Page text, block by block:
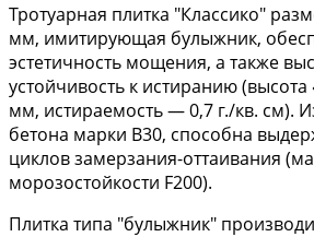
Тротуарная плитка "Классико"
мм, имитирующая булыжник,
эстетичность мощения, а также
устойчивость к истиранию
мм, истираемость — 0,7 г./кв. см).
бетона марки В30, способна
циклов замерзания-оттаивания
морозостойкости F200).
Плитка типа "булыжник"